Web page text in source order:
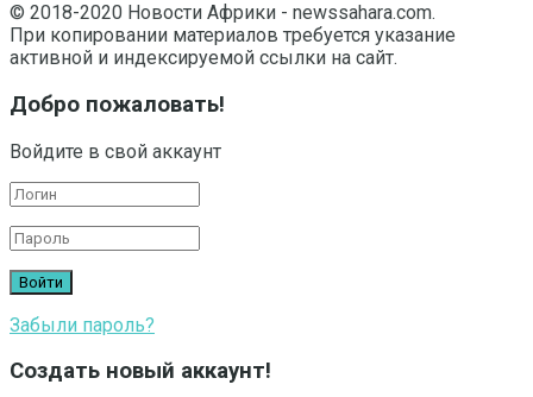
© 2018-2020 Новости Африки - newssahara.com.
При копировании материалов требуется указание
активной и индексируемой ссылки на сайт.
Добро пожаловать!
Войдите в свой аккаунт
Забыли пароль?
Создать новый аккаунт!